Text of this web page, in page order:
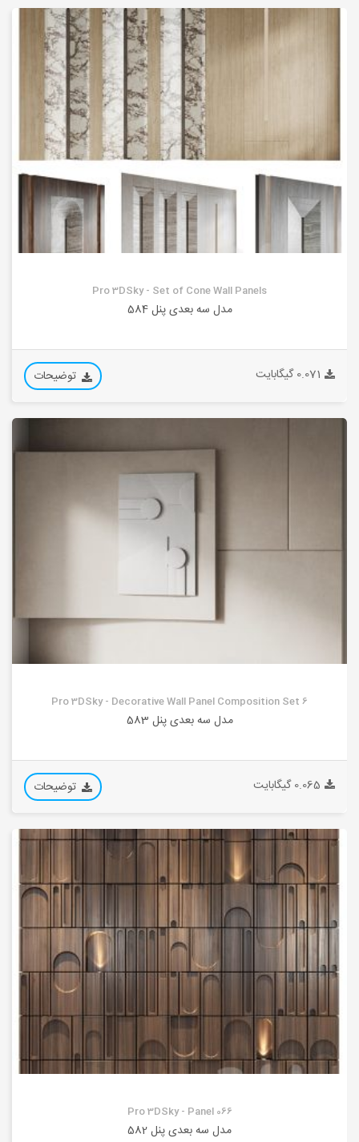
Pro 3DSky - Set of Cone Wall Panels
مدل سه بعدی پنل 584
0.071 گیگابایت توضیحات
Pro 3DSky - Decorative Wall Panel Composition Set 6
مدل سه بعدی پنل 583
0.065 گیگابایت توضیحات
Pro 3DSky - Panel 066
مدل سه بعدی پنل 582